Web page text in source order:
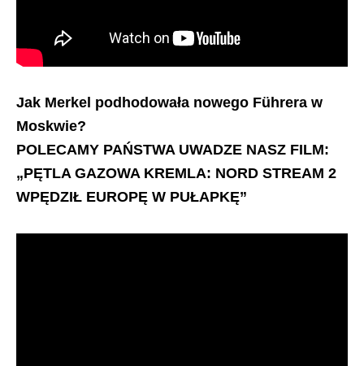
Jak Merkel podhodowała nowego Führera w
Moskwie?
POLECAMY PAŃSTWA UWADZE NASZ FILM:
„PĘTLA GAZOWA KREMLA: NORD STREAM 2
WPĘDZIŁ EUROPĘ W PUŁAPKĘ”